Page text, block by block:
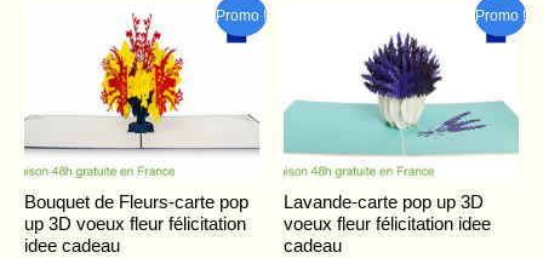
Promo !
Bouquet de Fleurs-carte pop
up 3D voeux fleur félicitation
idee cadeau
8,00 €.
Current
price
is:
6,80 €.
Promo !
Lavande-carte pop up 3D
voeux fleur félicitation idee
cadeau
7,10 €.
price
is:
6,00 €.